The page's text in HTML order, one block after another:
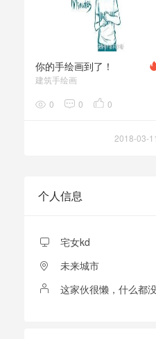
你的手绘画到了！
建筑手绘画
0 0 0
2018-03-11
个人信息
宅女kd
未来城市